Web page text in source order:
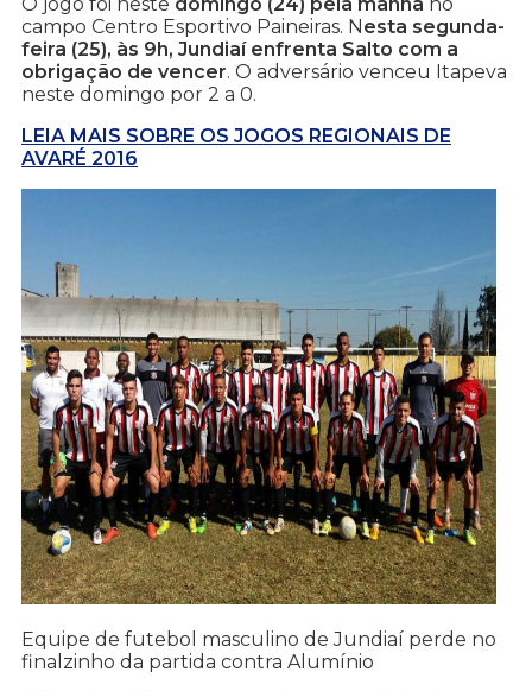
campo Centro Esportivo Paineiras. Nesta segunda-
feira (25), às 9h, Jundiaí enfrenta Salto com a
obrigação de vencer. O adversário venceu Itapeva
neste domingo por 2 a 0.
LEIA MAIS SOBRE OS JOGOS REGIONAIS DE
AVARÉ 2016
Equipe de futebol masculino de Jundiaí perde no
finalzinho da partida contra Alumínio